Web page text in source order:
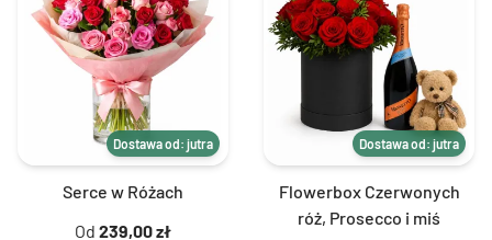
Dostawa od: jutra
Serce w Różach
Od 239,00 zł
Dostawa od: jutra
Flowerbox Czerwonych
róż, Prosecco i miś